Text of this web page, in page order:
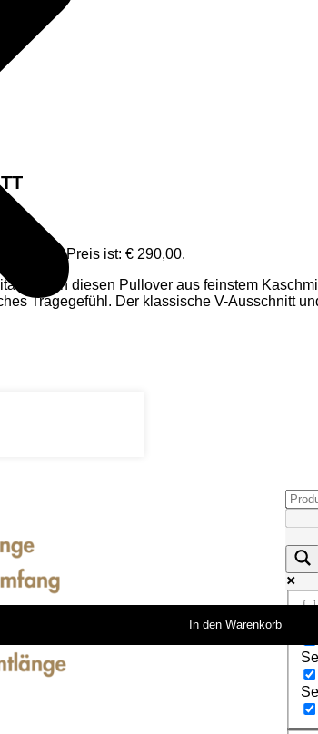
Aktueller Preis ist: € 290,00.
prägen diesen Pullover aus feinstem
Tragegefühl. Der klassische V-Ausschnitt
In den Warenkorb